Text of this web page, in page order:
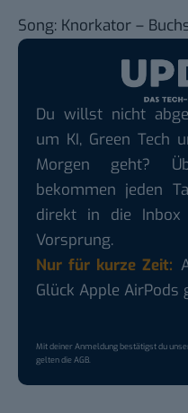
Song: Knorkator –
Du willst nicht
um KI, Green Tech
Morgen geht?
bekommen jeden
direkt in die
Vorsprung.
Nur für kurze Zeit:
Glück Apple AirPods
Mit deiner Anmeldung bestätigst du
gelten dieAGB.